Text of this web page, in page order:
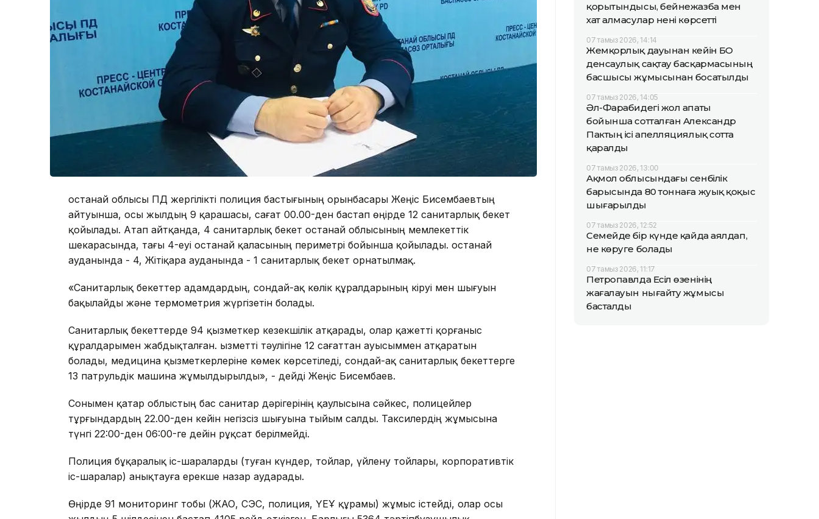
Қостанай облысы ПД жергілікті полиция бастығының орынбасары Жеңіс Бисембаевтың
айтуынша, осы жылдың 9 қарашасы, сағат 00.00-ден бастап өңірде 12 санитарлық бекет
қойылады. Атап айтқанда, 4 санитарлық бекет Қостанай облысының мемлекеттік
шекарасында, тағы 4-еуі Қостанай қаласының периметрі бойынша қойылады. Қостанай
ауданында - 4, Жітіқара ауданында - 1 санитарлық бекет орнатылмақ.
«Санитарлық бекеттер адамдардың, сондай-ақ көлік құралдарының кіруі мен шығуын
бақылайды және термометрия жүргізетін болады.
Санитарлық бекеттерде 94 қызметкер кезекшілік атқарады, олар қажетті қорғаныс
құралдарымен жабдықталған. Қызметті тәулігіне 12 сағаттан ауысыммен атқаратын
болады, медицина қызметкерлеріне көмек көрсетіледі, сондай-ақ санитарлық бекеттерге
13 патрульдік машина жұмылдырылды», - дейді Жеңіс Бисембаев.
Сонымен қатар облыстың бас санитар дәрігерінің қаулысына сәйкес, полицейлер
тұрғындардың 22.00-ден кейін негізсіз шығуына тыйым салды. Таксилердің жұмысына
түнгі 22:00-ден 06:00-ге дейін рұқсат берілмейді.
Полиция бұқаралық іс-шараларды (туған күндер, тойлар, үйлену тойлары, корпоративтік
іс-шаралар) анықтауға ерекше назар аударады.
Өңірде 91 мониторинг тобы (ЖАО, СЭС, полиция, ҮЕҰ құрамы) жұмыс істейді, олар осы
қорытындысы, бейнежазба мен
хат алмасулар нені көрсетті
07 тамыз 2026, 14:14
Жемқорлық дауынан кейін БҚО
денсаулық сақтау басқармасының
басшысы жұмысынан босатылды
07 тамыз 2026, 14:05
Әл-Фарабидегі жол апаты
бойынша сотталған Александр
Пактың ісі апелляциялық сотта
қаралды
07 тамыз 2026, 13:00
Ақмол облысындағы сенбілік
барысында 80 тоннаға жуық қоқыс
шығарылды
07 тамыз 2026, 12:52
Семейде бір күнде қайда аялдап,
не көруге болады
07 тамыз 2026, 11:17
Петропавлда Есіл өзенінің
жағалауын нығайту жұмысы
басталды